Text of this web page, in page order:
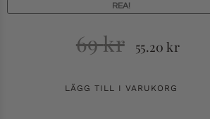
REA!
69kr 55.20kr
LÄGG TILL I VARUKORG